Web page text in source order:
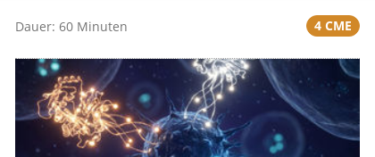
Dauer: 60 Minuten 4 CME